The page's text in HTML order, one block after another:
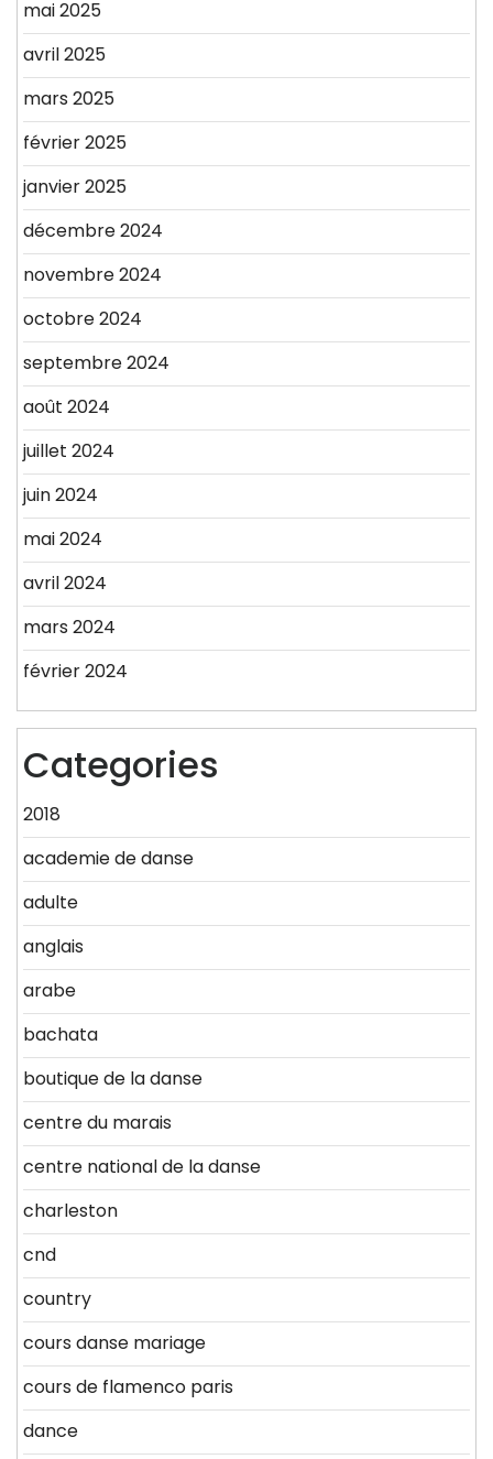
mai 2025
avril 2025
mars 2025
février 2025
janvier 2025
décembre 2024
novembre 2024
octobre 2024
septembre 2024
août 2024
juillet 2024
juin 2024
mai 2024
avril 2024
mars 2024
février 2024
Categories
2018
academie de danse
adulte
anglais
arabe
bachata
boutique de la danse
centre du marais
centre national de la danse
charleston
cnd
country
cours danse mariage
cours de flamenco paris
dance